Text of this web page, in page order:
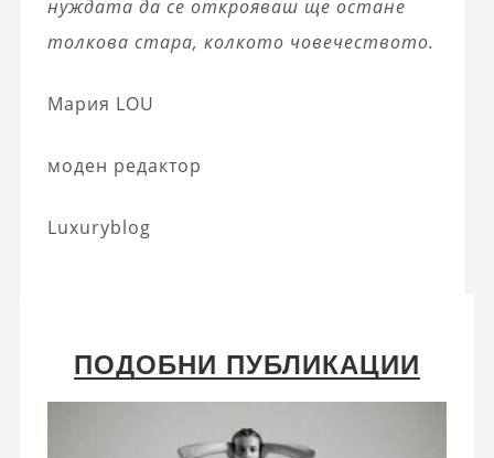
нуждата да се открояваш ще остане
толкова стара, колкото човечеството.
Мария LOU
моден редактор
Luxuryblog
ПОДОБНИ ПУБЛИКАЦИИ